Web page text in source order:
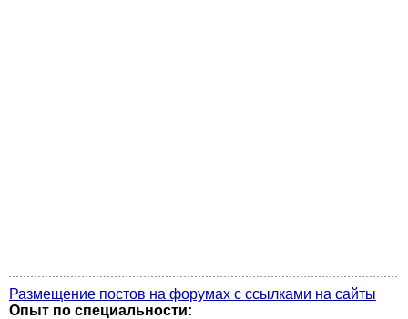
Размещение постов на форумах с ссылками на сайты
Опыт по специальности: